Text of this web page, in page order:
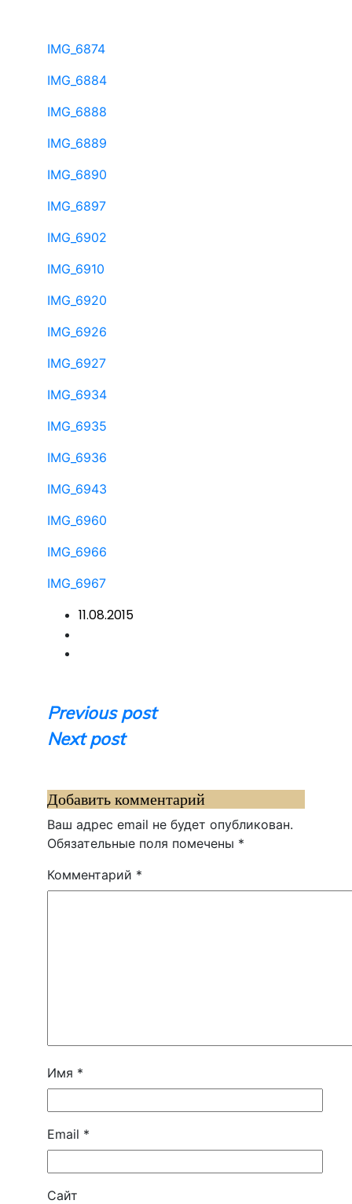
IMG_6874
IMG_6884
IMG_6888
IMG_6889
IMG_6890
IMG_6897
IMG_6902
IMG_6910
IMG_6920
IMG_6926
IMG_6927
IMG_6934
IMG_6935
IMG_6936
IMG_6943
IMG_6960
IMG_6966
IMG_6967
11.08.2015
Навигация
по
Previous post
Next post
Добавить комментарий
Ваш адрес email не будет опубликован.
Обязательные поля помечены *
Комментарий *
Имя *
Email *
Сайт